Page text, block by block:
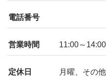
電話番号
営業時間 11:00～
定休日 月曜、その